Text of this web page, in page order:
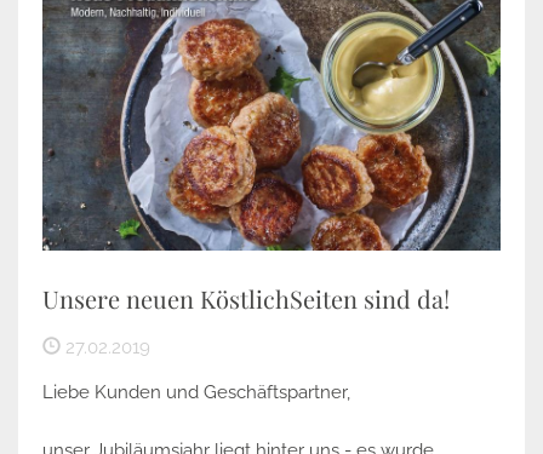
Unsere neuen KöstlichSeiten sind da!
27.02.2019
Liebe Kunden und Geschäftspartner,